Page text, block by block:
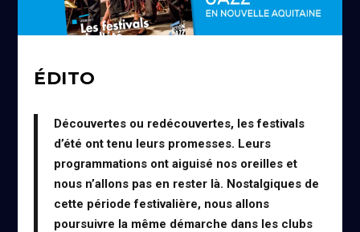
ÉDITO
Découvertes ou redécouvertes, les festivals
d’été ont tenu leurs promesses. Leurs
programmations ont aiguisé nos oreilles et
nous n’allons pas en rester là. Nostalgiques de
cette période festivalière, nous allons
poursuivre la même démarche dans les clubs